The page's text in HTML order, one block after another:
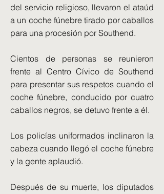
del servicio religioso, llevaron el ataúd
a un coche fúnebre tirado por caballos
para una procesión por Southend.
Cientos de personas se reunieron
frente al Centro Cívico de Southend
para presentar sus respetos cuando el
coche fúnebre, conducido por cuatro
caballos negros, se detuvo frente a él.
Los policías uniformados inclinaron la
cabeza cuando llegó el coche fúnebre
y la gente aplaudió.
Después de su muerte, los diputados